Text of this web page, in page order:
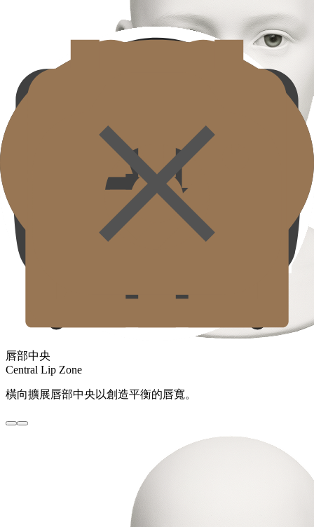
唇部中央
Central Lip Zone
橫向擴展唇部中央以創造平衡的唇寬。